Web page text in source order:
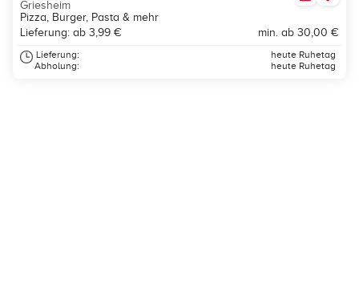
Griesheim
Pizza, Burger, Pasta & mehr
Lieferung: ab 3,99 €
min. ab 30,00 €
Lieferung:
Abholung:
heute Ruhetag
heute Ruhetag